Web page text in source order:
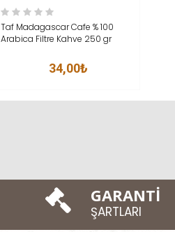
SEPETE AT
Taf Madagascar Cafe % 100
Arabica Filtre Kahve 250 gr
34,00₺
GARANTİ
ŞARTLARI